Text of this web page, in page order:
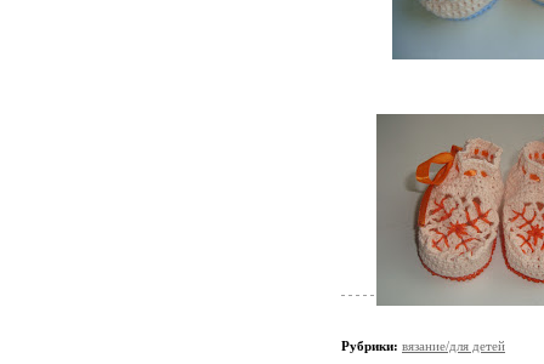
Рубрики: вязание/для детей